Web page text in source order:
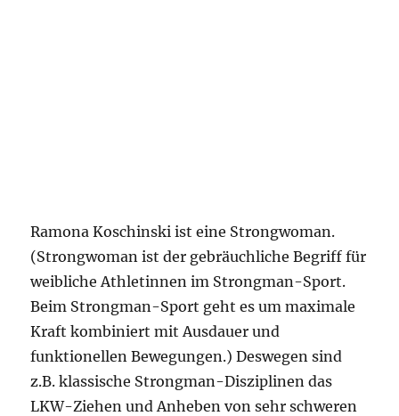
Ramona Koschinski ist eine Strongwoman.
(Strongwoman ist der gebräuchliche Begriff für
weibliche Athletinnen im Strongman-Sport.
Beim Strongman-Sport geht es um maximale
Kraft kombiniert mit Ausdauer und
funktionellen Bewegungen.) Deswegen sind
z.B. klassische Strongman-Disziplinen das
LKW-Ziehen und Anheben von sehr schweren